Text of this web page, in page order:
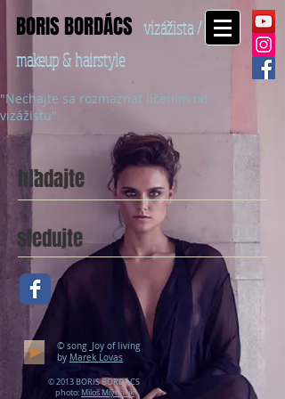
BORIS BORDÁCS vizážista /
makeup & hairstyle
"Nechajte sa rozmaznať líčením od
vizážistu"
hľadajte
sledujte
© song Joy of living
by Marek Lovas
© 2013 BORIS BORDÁCS
photo: Miloš Mlynárik